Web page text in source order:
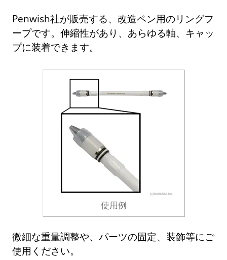
Penwish社が販売する、改造ペン用のリングフ
ープです。伸縮性があり、あらゆる軸、キャッ
プに装着できます。
使用例
微細な重量調整や、パーツの固定、装飾等にご
使用ください。